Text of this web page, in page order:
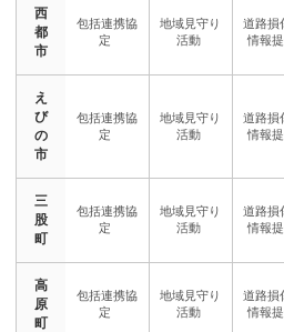
西
都
市
え
び
の
市
三
股
町
高
原
町